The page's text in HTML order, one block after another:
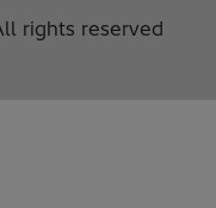
rights reserved